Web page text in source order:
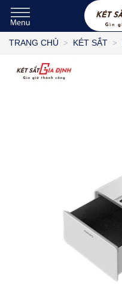
TRANG CHỦ KÉT SẮT